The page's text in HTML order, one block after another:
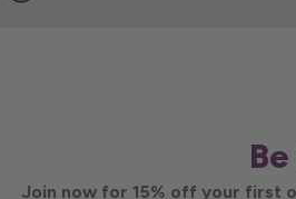
Join now for 15% off your first